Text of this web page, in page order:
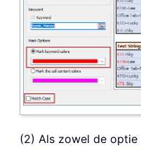
(2) Als zowel de optie